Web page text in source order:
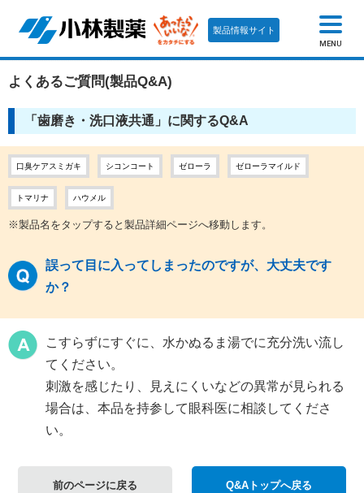
製品情報サイト
MENU
よくあるご質問(製品Q&A)
「歯磨き・洗口液共通」に関するQ&A
口臭ケアスミガキ シコンコート ゼローラ ゼローラマイルド
トマリナ ハウメル
※製品名をタップすると製品詳細ページへ移動します。
誤って目に入ってしまったのですが、大丈夫です
か？
こすらずにすぐに、水かぬるま湯でに充分洗い流し
てください。
刺激を感じたり、見えにくいなどの異常が見られる
場合は、本品を持参して眼科医に相談してくださ
い。
前のページに戻る Q&Aトップへ戻る